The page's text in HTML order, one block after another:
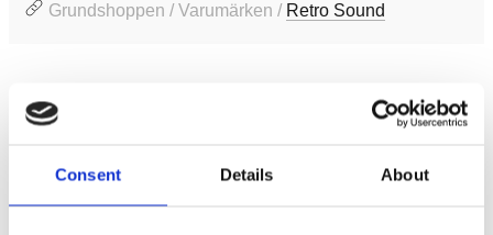
Consent Details About
Grundshoppen / Varumärken / Retro Sound
Produktinformation
Prishistorik